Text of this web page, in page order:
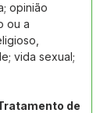
opinião
ou a
vida sexual;
de